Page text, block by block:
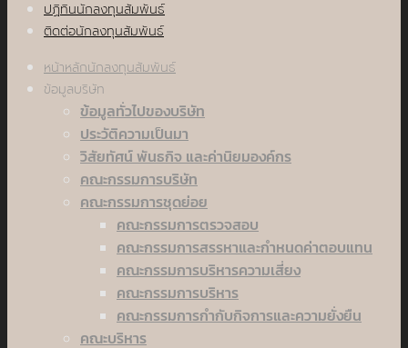
ปฏิทินนักลงทุนสัมพันธ์
ติดต่อนักลงทุนสัมพันธ์
หน้าหลักนักลงทุนสัมพันธ์
ข้อมูลบริษัท
ข้อมูลทั่วไปของบริษัท
ประวัติความเป็นมา
วิสัยทัศน์ พันธกิจ และค่านิยมองค์กร
คณะกรรมการบริษัท
คณะกรรมการชุดย่อย
คณะกรรมการตรวจสอบ
คณะกรรมการสรรหาและกำหนดค่าตอบแทน
คณะกรรมการบริหารความเสี่ยง
คณะกรรมการบริหาร
คณะกรรมการกำกับกิจการและความยั่งยืน
คณะบริหาร